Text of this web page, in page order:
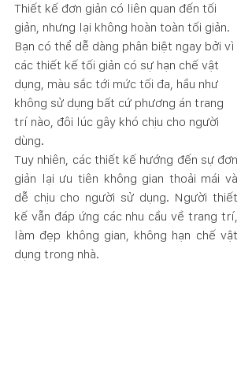
Thiết kế đơn giản có liên quan đến tối
giản, nhưng lại không hoàn toàn tối giản.
Bạn có thể dễ dàng phân biệt ngay bởi vì
các thiết kế tối giản có sự hạn chế vật
dụng, màu sắc tới mức tối đa, hầu như
không sử dụng bất cứ phương án trang
trí nào, đôi lúc gây khó chịu cho người
dùng.
Tuy nhiên, các thiết kế hướng đến sự đơn
giản lại ưu tiên không gian thoải mái và
dễ chịu cho người sử dụng. Người thiết
kế vẫn đáp ứng các nhu cầu về trang trí,
làm đẹp không gian, không hạn chế vật
dụng trong nhà.